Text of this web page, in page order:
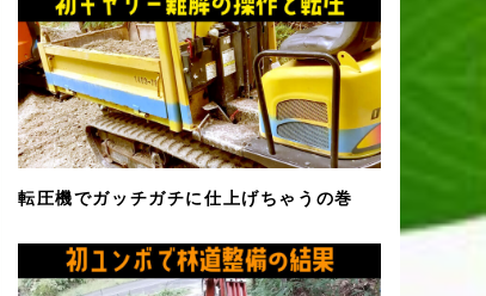
転圧機でガッチガチに仕上げちゃうの巻